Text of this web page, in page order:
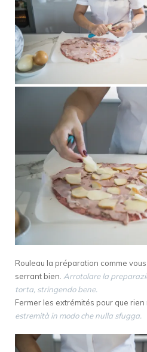
Rouleau la préparation comme
serrant bien. Arrotolare la
torta, stringendo bene.
Fermer les extrémités pour que rien
estremità in modo che nulla sfugga.